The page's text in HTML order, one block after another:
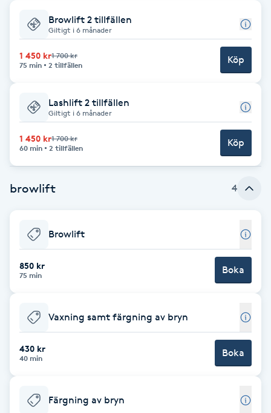
Babylights
Balayage
Barber
BIAB
Blowout
Brynformning
Brynfärgning
Brynplockning
Bröllopsuppsättning
Browlift 2 tillfällen
Giltigt i 6 månader
1 450 kr1 700 kr
75 min
2 tillfällen Köp
Lashlift 2 tillfällen
Giltigt i 6 månader
1 450 kr1 700 kr
60 min
2 tillfällen Köp
browlift 4
Browlift
850 kr
75 min Boka
Vaxning samt färgning av bryn
430 kr
40 min Boka
Färgning av bryn